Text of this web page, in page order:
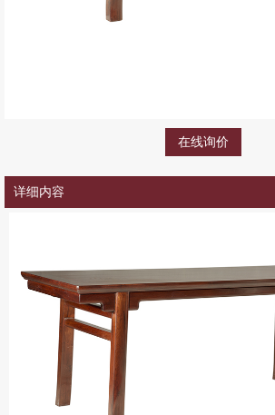
在线询价
详细内容